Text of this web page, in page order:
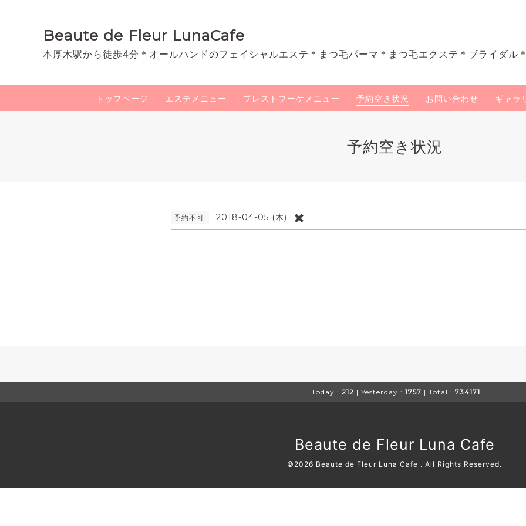
Beaute de Fleur LunaCafe
本厚木駅から徒歩4分＊オールハンドのフェイシャルエステ＊まつ毛パーマ＊まつ毛エクステ＊ブライダル
トップページ エステメニュー プレストブーケメニュー 予約空き状況 お問い合わせ ギャラ
予約空き状況
予約不可 2018-04-05 (木) ✖️
Today : 212 | Yesterday : 1757 | Total : 734171
Beaute de Fleur Luna Cafe
©2026 Beaute de Fleur Luna Cafe . All Rights Reserved.